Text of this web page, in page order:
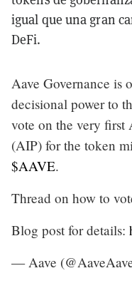
igual que una gran
DeFi.
Aave Governance is
decisional power to
vote on the very first
(AIP) for the token
$AAVE.
Thread on how to
Blog post for details:
— Aave